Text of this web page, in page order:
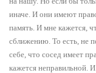
иначе. И они имеют
память. И мне кажется,
сближению. То есть, не
себе, что сосед имеет
кажется неправильной.